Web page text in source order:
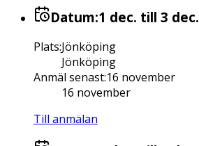
Datum:1 dec. till 3 dec.
Plats:Jönköping
Jönköping
Anmäl senast:16 november
16 november
Till anmälan